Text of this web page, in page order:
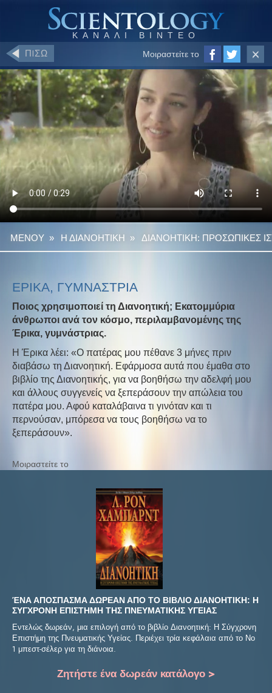
ΠIΣΩ Μοιραστείτε το
ΜΕΝΟΥ » Η ΔΙΑΝΟΗΤΙΚΗ » ΔΙΑΝΟΗΤΙΚΗ: ΠΡΟΣΩΠΙΚΕΣ
ΕΡΙΚΑ, ΓΥΜΝΑΣΤΡΙΑ
Ποιος χρησιμοποιεί τη Διανοητική; Εκατομμύρια
άνθρωποι ανά τον κόσμο, περιλαμβανομένης της
Έρικα, γυμνάστριας.
Η Έρικα λέει: «Ο πατέρας μου πέθανε 3 μήνες πριν
διαβάσω τη Διανοητική. Εφάρμοσα αυτά που έμαθα στο
βιβλίο της Διανοητικής, για να βοηθήσω την αδελφή μου
και άλλους συγγενείς να ξεπεράσουν την απώλεια του
πατέρα μου. Αφού καταλάβαινα τι γινόταν και τι
περνούσαν, μπόρεσα να τους βοηθήσω να το
ξεπεράσουν».
Μοιραστείτε το
ΈΝΑ ΑΠOΣΠΑΣΜΑ ΔΩΡΕAΝ ΑΠO ΤΟ ΒΙΒΛIΟ ΔΙΑΝΟΗΤΙΚH: Η
ΣYΓΧΡΟΝΗ ΕΠΙΣΤHΜΗ ΤΗΣ ΠΝΕΥΜΑΤΙΚHΣ ΥΓΕIΑΣ
Εντελώς δωρεάν, μια επιλογή από το βιβλίο Διανοητική: Η Σύγχρονη
Επιστήμη της Πνευματικής Υγείας. Περιέχει τρία κεφάλαια από το Νο
1 μπεστ-σέλερ για τη διάνοια.
Ζητήστε ένα δωρεάν κατάλογο >